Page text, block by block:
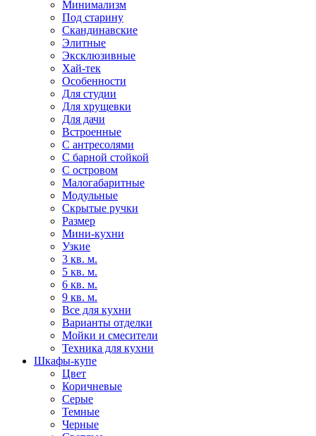
Минимализм
Под старину
Скандинавские
Элитные
Эксклюзивные
Хай-тек
Особенности
Для студии
Для хрущевки
Для дачи
Встроенные
С антресолями
С барной стойкой
С островом
Малогабаритные
Модульные
Скрытые ручки
Размер
Мини-кухни
Узкие
3 кв. м.
5 кв. м.
6 кв. м.
9 кв. м.
Все для кухни
Варианты отделки
Мойки и смесители
Техника для кухни
Шкафы-купе
Цвет
Коричневые
Серые
Темные
Черные